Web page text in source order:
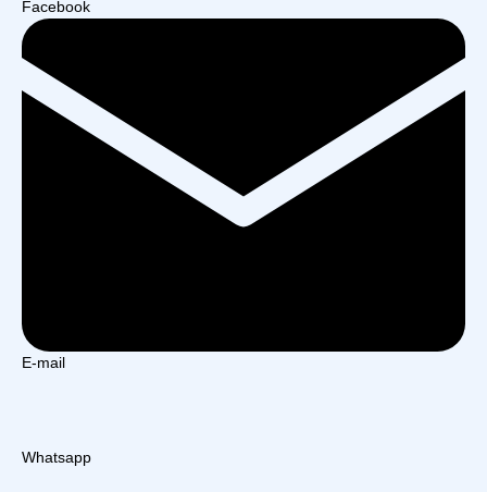
Facebook
E-mail
Whatsapp